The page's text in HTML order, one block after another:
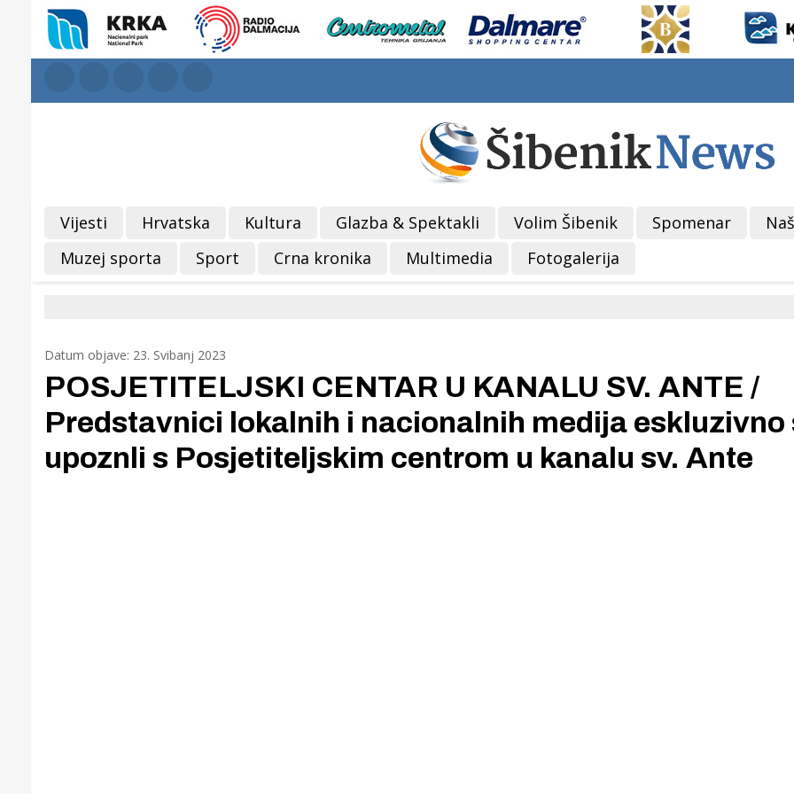
Vijesti Hrvatska Kultura Glazba & Spektakli Volim Šibenik Spomenar
Muzej sporta
Sport Crna kronika Multimedia Fotogalerija
Datum objave: 23. Svibanj 2023
POSJETITELJSKI CENTAR U KANALU SV. ANTE /
Predstavnici lokalnih i nacionalnih medija eskluzivno
upoznli s Posjetiteljskim centrom u kanalu sv. Ante